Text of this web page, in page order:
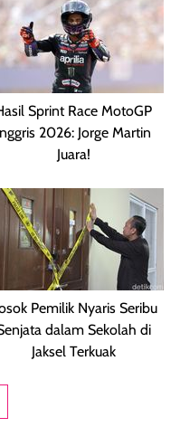
Sprint Race MotoGP
2026: Jorge Martin
Juara!
Pemilik Nyaris Seribu
dalam Sekolah di
Jaksel Terkuak